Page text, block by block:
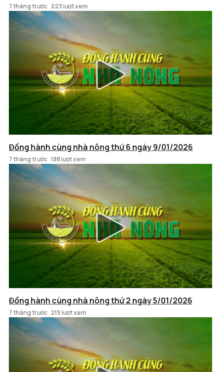
7 tháng trước 223 lượt xem
Đồng hành cùng nhà nông thứ 6 ngày 9/01/2026
7 tháng trước 188 lượt xem
Đồng hành cùng nhà nông thứ 2 ngày 5/01/2026
7 tháng trước 215 lượt xem